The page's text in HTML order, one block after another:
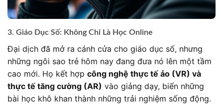
3. Giáo Dục Số: Không Chỉ Là Học Online
Đại dịch đã mở ra cánh cửa cho giáo dục số, nhưng
những ngôi sao trẻ hôm nay đang đưa nó lên một tầm
cao mới. Họ kết hợp công nghệ thực tế ảo (VR) và
thực tế tăng cường (AR) vào giảng dạy, biến những
bài học khô khan thành những trải nghiệm sống động.